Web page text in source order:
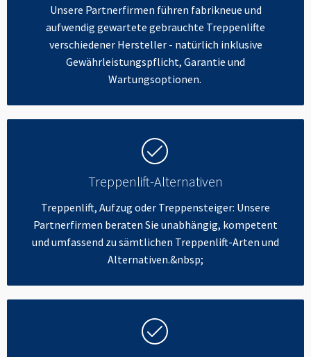
Unsere Partnerfirmen führen fabrikneue und
aufwendig gewartete gebrauchte Treppenlifte
verschiedener Hersteller - natürlich inklusive
Gewährleistungspflicht, Garantie und
Wartungsoptionen.
Treppenlift-Alternativen
Treppenlift, Aufzug oder Treppensteiger: Unsere
Partnerfirmen beraten Sie unabhängig, kompetent
und umfassend zu sämtlichen Treppenlift-Arten und
Alternativen.&nbsp;